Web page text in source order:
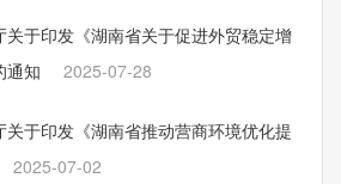
于印发《湖南省关于促进外贸稳定增
通知
2025-07-28
于印发《湖南省推动营商环境优化提
2025-07-02